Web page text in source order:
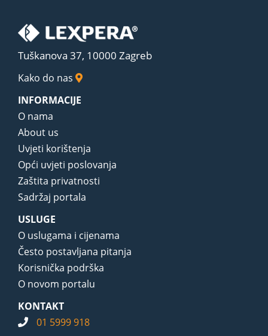
Tuškanova 37, 10000 Zagreb
Kako do nas
INFORMACIJE
O nama
About us
Uvjeti korištenja
Opći uvjeti poslovanja
Zaštita privatnosti
Sadržaj portala
USLUGE
O uslugama i cijenama
Često postavljana pitanja
Korisnička podrška
O novom portalu
KONTAKT
01 5999 918